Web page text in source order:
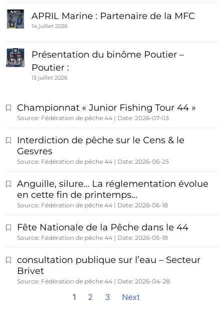
APRIL Marine : Partenaire de la MFC
14 juillet 2026
Présentation du binôme Poutier –
Poutier :
13 juillet 2026
Championnat « Junior Fishing Tour 44 »
Source: Fédération de pêche 44 Date: 2026-07-03
Interdiction de pêche sur le Cens & le
Gesvres
Source: Fédération de pêche 44 Date: 2026-06-25
Anguille, silure… La réglementation évolue
en cette fin de printemps…
Source: Fédération de pêche 44 Date: 2026-06-18
Fête Nationale de la Pêche dans le 44
Source: Fédération de pêche 44 Date: 2026-05-18
consultation publique sur l’eau – Secteur
Brivet
Source: Fédération de pêche 44 Date: 2026-04-28
1 2 3 Next